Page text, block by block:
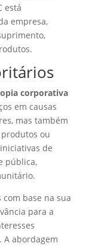
está
empresa,
corporativa
em causas
mas também
ou
de
pública,
com base na sua
para a
A abordagem